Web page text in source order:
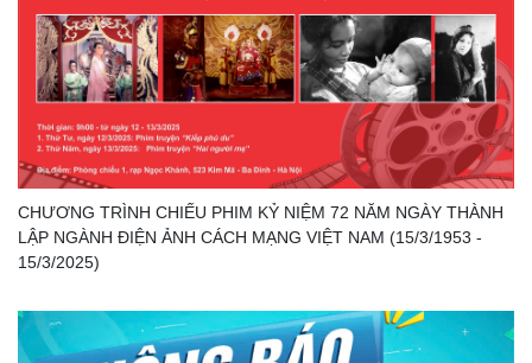
CHƯƠNG TRÌNH CHIẾU PHIM KỶ NIỆM 72 NĂM NGÀY THÀNH
LẬP NGÀNH ĐIỆN ẢNH CÁCH MẠNG VIỆT NAM (15/3/1953 -
15/3/2025)